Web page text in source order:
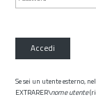
Accedi
Se sei un utente esterno,
EXTRARER\nome utente